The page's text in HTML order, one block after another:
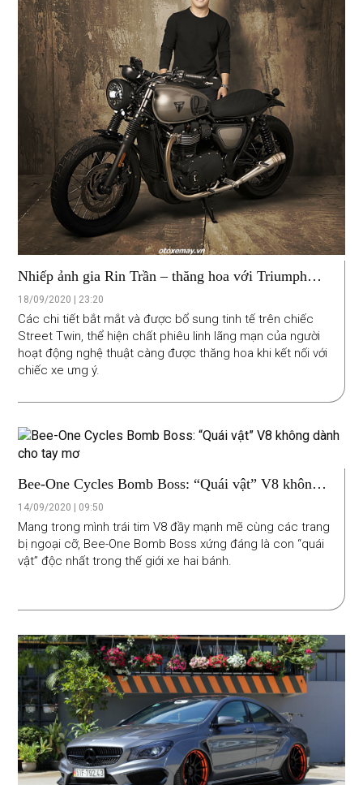
Nhiếp ảnh gia Rin Trần – thăng hoa với Triumph
Street Twin độ độc đáo
18/09/2020 | 23:20
Các chi tiết bắt mắt và được bổ sung tinh tế trên chiếc
Street Twin, thể hiện chất phiêu linh lãng mạn của người
hoạt động nghệ thuật càng được thăng hoa khi kết nối với
chiếc xe ưng ý.
Bee-One Cycles Bomb Boss: “Quái vật” V8 không
dành cho tay mơ
14/09/2020 | 09:50
Mang trong mình trái tim V8 đầy mạnh mẽ cùng các trang
bị ngoại cỡ, Bee-One Bomb Boss xứng đáng là con “quái
vật” độc nhất trong thế giới xe hai bánh.